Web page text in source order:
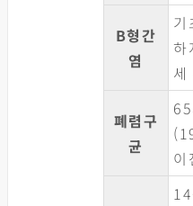
B형간
염
기
하
세
폐렴구
균
이